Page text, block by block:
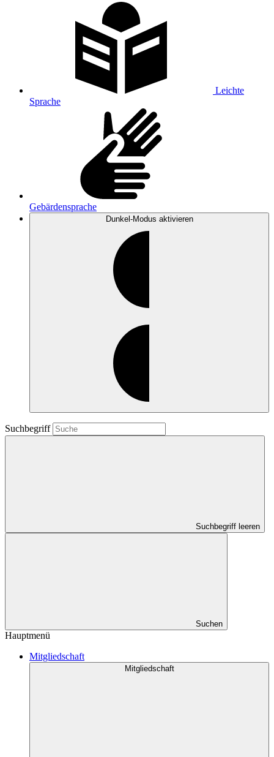
Leichte
Sprache
Gebärdensprache
Dunkel-Modus aktivieren
Suchbegriff
Suchbegriff leeren
Suchen
Hauptmenü
Mitgliedschaft
Mitgliedschaft